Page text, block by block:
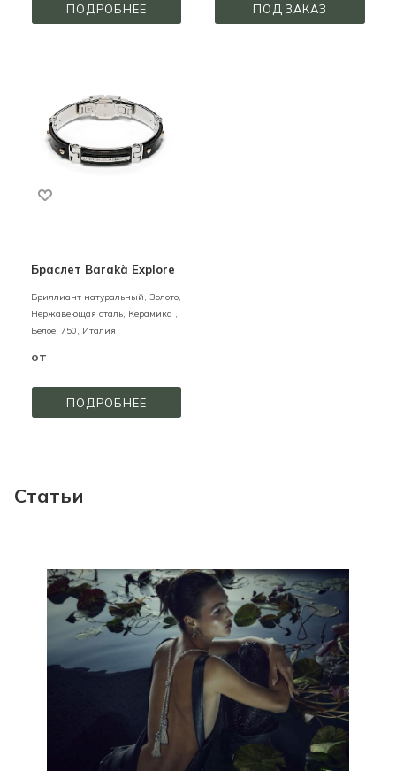
ПОДРОБНЕЕ ПОД ЗАКАЗ
Браслет Barakà Explore
Бриллиант натуральный, Золото,
Нержавеющая сталь, Керамика ,
Белое, 750, Италия
от
ПОДРОБНЕЕ
Статьи